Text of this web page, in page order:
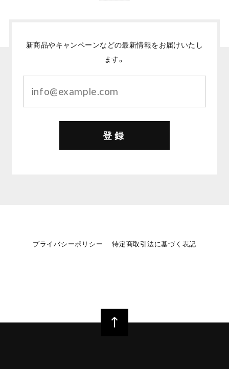
新商品やキャンペーンなどの最新情報をお届けいたし
ます。
登録
プライバシーポリシー 特定商取引法に基づく表記